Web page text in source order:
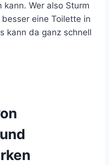
Wer also Sturm
eine Toilette in
kann da ganz schnell